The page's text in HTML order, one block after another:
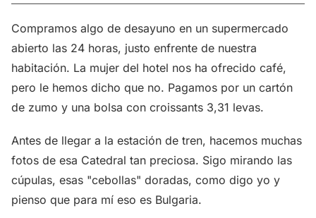
Compramos algo de desayuno en un supermercado
abierto las 24 horas, justo enfrente de nuestra
habitación. La mujer del hotel nos ha ofrecido café,
pero le hemos dicho que no. Pagamos por un cartón
de zumo y una bolsa con croissants 3,31 levas.
Antes de llegar a la estación de tren, hacemos muchas
fotos de esa Catedral tan preciosa. Sigo mirando las
cúpulas, esas "cebollas" doradas, como digo yo y
pienso que para mí eso es Bulgaria.